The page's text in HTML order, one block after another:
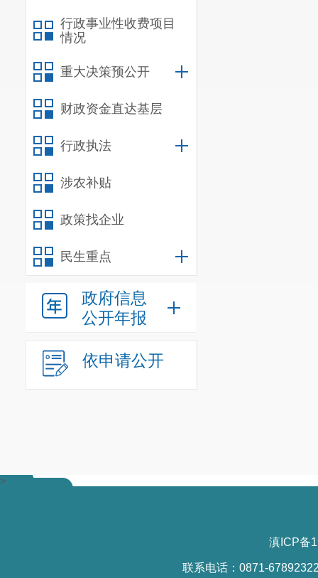
行政事业性收费项目
情况
重大决策预公开
财政资金直达基层
行政执法
涉农补贴
政策找企业
民生重点
政府信息
公开年报
依申请公开
售店布点方案
>
滇ICP备
联系电话：0871-